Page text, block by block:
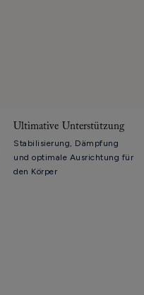
Ultimative Unterstützung
Stabilisierung, Dämpfung
und optimale Ausrichtung für
den Körper